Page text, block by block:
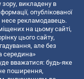
зору, викладену в
опублікованої
несе рекламодавець.
на цьому сайті,
цього сайту,
але без
середина»
вважатися: будь-яке
поширення,